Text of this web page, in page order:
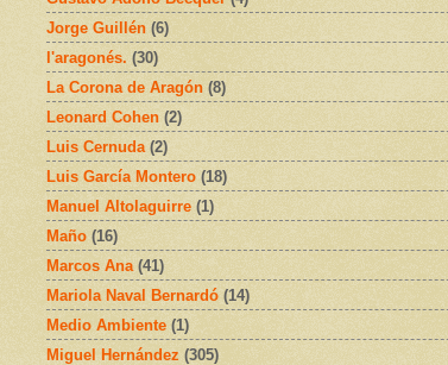
Jorge Guillén (6)
l'aragonés. (30)
La Corona de Aragón (8)
Leonard Cohen (2)
Luis Cernuda (2)
Luis García Montero (18)
Manuel Altolaguirre (1)
Maño (16)
Marcos Ana (41)
Mariola Naval Bernardó (14)
Medio Ambiente (1)
Miguel Hernández (305)